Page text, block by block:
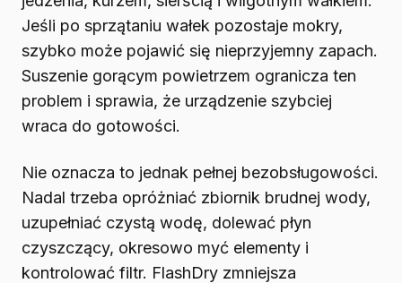
Jeśli po sprzątaniu wałek pozostaje mokry,
szybko może pojawić się nieprzyjemny zapach.
Suszenie gorącym powietrzem ogranicza ten
problem i sprawia, że urządzenie szybciej
wraca do gotowości.
Nie oznacza to jednak pełnej bezobsługowości.
Nadal trzeba opróżniać zbiornik brudnej wody,
uzupełniać czystą wodę, dolewać płyn
czyszczący, okresowo myć elementy i
kontrolować filtr. FlashDry zmniejsza